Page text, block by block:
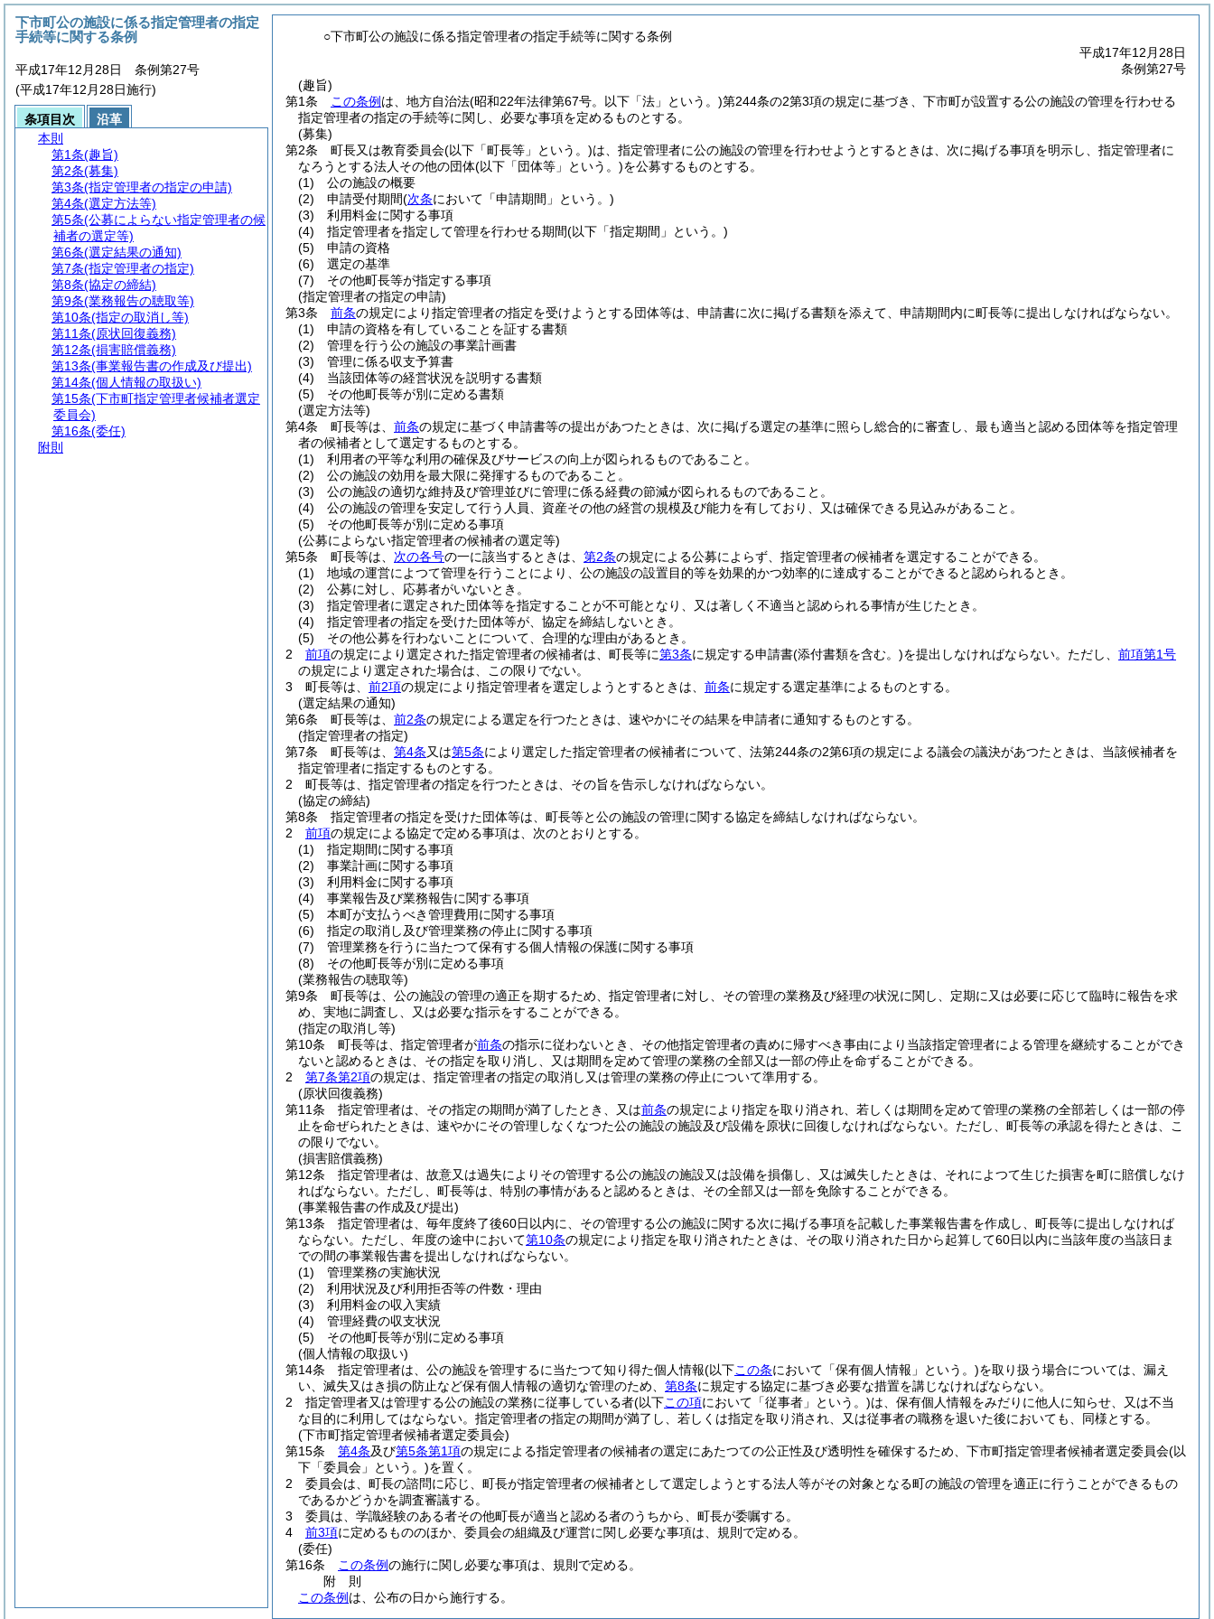
○下市町公の施設に係る指定管理者の指定手続等に関する条例
平成17年12月28日
条例第27号
(趣旨)
第1条
この条例 は、地方自治法(昭和22年法律第67号。以下「法」という。)第244条の2第3項の規定に基づき、下市町が設置する公の施設の管理を行わせる
指定管理者の指定の手続等に関し、必要な事項を定めるものとする。
(募集)
第2条
町長又は教育委員会(以下「町長等」という。)は、指定管理者に公の施設の管理を行わせようとするときは、次に掲げる事項を明示し、指定管理者に
なろうとする法人その他の団体(以下「団体等」という。)を公募するものとする。
(1)
公の施設の概要
(2)
申請受付期間(次条において「申請期間」という。)
(3)
利用料金に関する事項
(4)
指定管理者を指定して管理を行わせる期間(以下「指定期間」という。)
(5)
申請の資格
(6)
選定の基準
(7)
その他町長等が指定する事項
(指定管理者の指定の申請)
第3条
前条の規定により指定管理者の指定を受けようとする団体等は、申請書に次に掲げる書類を添えて、申請期間内に町長等に提出しなければならない。
(1)
申請の資格を有していることを証する書類
(2)
管理を行う公の施設の事業計画書
(3)
管理に係る収支予算書
(4)
当該団体等の経営状況を説明する書類
(5)
その他町長等が別に定める書類
(選定方法等)
第4条
町長等は、 前条の規定に基づく申請書等の提出があつたときは、次に掲げる選定の基準に照らし総合的に審査し、最も適当と認める団体等を指定管理
者の候補者として選定するものとする。
(1)
利用者の平等な利用の確保及びサービスの向上が図られるものであること。
(2)
公の施設の効用を最大限に発揮するものであること。
(3)
公の施設の適切な維持及び管理並びに管理に係る経費の節減が図られるものであること。
(4)
公の施設の管理を安定して行う人員、資産その他の経営の規模及び能力を有しており、又は確保できる見込みがあること。
(5)
その他町長等が別に定める事項
(公募によらない指定管理者の候補者の選定等)
第5条
町長等は、 次の各号の一に該当するときは、 第2条の規定による公募によらず、指定管理者の候補者を選定することができる。
(1)
地域の運営によつて管理を行うことにより、公の施設の設置目的等を効果的かつ効率的に達成することができると認められるとき。
(2)
公募に対し、応募者がいないとき。
(3)
指定管理者に選定された団体等を指定することが不可能となり、又は著しく不適当と認められる事情が生じたとき。
(4)
指定管理者の指定を受けた団体等が、協定を締結しないとき。
(5)
その他公募を行わないことについて、合理的な理由があるとき。
2
前項の規定により選定された指定管理者の候補者は、町長等に第3条に規定する申請書(添付書類を含む。)を提出しなければならない。 ただし、 前項第1号
の規定により選定された場合は、この限りでない。
3
町長等は、 前2項の規定により指定管理者を選定しようとするときは、 前条に規定する選定基準によるものとする。
(選定結果の通知)
第6条
町長等は、 前2条の規定による選定を行つたときは、速やかにその結果を申請者に通知するものとする。
(指定管理者の指定)
第7条
町長等は、 第4条又は第5条により選定した指定管理者の候補者について、法第244条の2第6項の規定による議会の議決があつたときは、当該候補者を
指定管理者に指定するものとする。
2
町長等は、指定管理者の指定を行つたときは、その旨を告示しなければならない。
(協定の締結)
第8条
指定管理者の指定を受けた団体等は、町長等と公の施設の管理に関する協定を締結しなければならない。
2
前項の規定による協定で定める事項は、次のとおりとする。
(1)
指定期間に関する事項
(2)
事業計画に関する事項
(3)
利用料金に関する事項
(4)
事業報告及び業務報告に関する事項
(5)
本町が支払うべき管理費用に関する事項
(6)
指定の取消し及び管理業務の停止に関する事項
(7)
管理業務を行うに当たつて保有する個人情報の保護に関する事項
(8)
その他町長等が別に定める事項
(業務報告の聴取等)
第9条
町長等は、公の施設の管理の適正を期するため、指定管理者に対し、その管理の業務及び経理の状況に関し、定期に又は必要に応じて臨時に報告を求
め、実地に調査し、又は必要な指示をすることができる。
(指定の取消し等)
第10条
町長等は、指定管理者が前条の指示に従わないとき、その他指定管理者の責めに帰すべき事由により当該指定管理者による管理を継続することができ
ないと認めるときは、その指定を取り消し、又は期間を定めて管理の業務の全部又は一部の停止を命ずることができる。
2
第7条第2項の規定は、指定管理者の指定の取消し又は管理の業務の停止について準用する。
(原状回復義務)
第11条
指定管理者は、その指定の期間が満了したとき、又は前条の規定により指定を取り消され、若しくは期間を定めて管理の業務の全部若しくは一部の停
止を命ぜられたときは、速やかにその管理しなくなつた公の施設の施設及び設備を原状に回復しなければならない。 ただし、町長等の承認を得たときは、こ
の限りでない。
(損害賠償義務)
第12条
指定管理者は、故意又は過失によりその管理する公の施設の施設又は設備を損傷し、又は滅失したときは、それによつて生じた損害を町に賠償しなけ
ればならない。 ただし、町長等は、特別の事情があると認めるときは、その全部又は一部を免除することができる。
(事業報告書の作成及び提出)
第13条
指定管理者は、毎年度終了後60日以内に、その管理する公の施設に関する次に掲げる事項を記載した事業報告書を作成し、町長等に提出しなければ
ならない。 ただし、年度の途中において第10条の規定により指定を取り消されたときは、その取り消された日から起算して60日以内に当該年度の当該日ま
での間の事業報告書を提出しなければならない。
(1)
管理業務の実施状況
(2)
利用状況及び利用拒否等の件数・理由
(3)
利用料金の収入実績
(4)
管理経費の収支状況
(5)
その他町長等が別に定める事項
(個人情報の取扱い)
第14条
指定管理者は、公の施設を管理するに当たつて知り得た個人情報(以下この条において「保有個人情報」という。)を取り扱う場合については、漏え
い、滅失又はき損の防止など保有個人情報の適切な管理のため、 第8条に規定する協定に基づき必要な措置を講じなければならない。
2
指定管理者又は管理する公の施設の業務に従事している者(以下この項において「従事者」という。)は、保有個人情報をみだりに他人に知らせ、又は不当
な目的に利用してはならない。 指定管理者の指定の期間が満了し、若しくは指定を取り消され、又は従事者の職務を退いた後においても、同様とする。
(下市町指定管理者候補者選定委員会)
第15条
第4条及び第5条第1項の規定による指定管理者の候補者の選定にあたつての公正性及び透明性を確保するため、下市町指定管理者候補者選定委員会(以
下「委員会」という。)を置く。
2
委員会は、町長の諮問に応じ、町長が指定管理者の候補者として選定しようとする法人等がその対象となる町の施設の管理を適正に行うことができるもの
であるかどうかを調査審議する。
3
委員は、学識経験のある者その他町長が適当と認める者のうちから、町長が委嘱する。
4
前3項に定めるもののほか、委員会の組織及び運営に関し必要な事項は、規則で定める。
(委任)
第16条
この条例の施行に関し必要な事項は、規則で定める。
附 則
この条例 は、公布の日から施行する。
下市町公の施設に係る指定管理者の指定
手続等に関する条例
平成17年12月28日 条例第27号
(平成17年12月28日施行)
条項目次
沿革
本則
第1条(趣旨)
第2条(募集)
第3条(指定管理者の指定の申請)
第4条(選定方法等)
第5条(公募によらない指定管理者の候
補者の選定等)
第6条(選定結果の通知)
第7条(指定管理者の指定)
第8条(協定の締結)
第9条(業務報告の聴取等)
第10条(指定の取消し等)
第11条(原状回復義務)
第12条(損害賠償義務)
第13条(事業報告書の作成及び提出)
第14条(個人情報の取扱い)
第15条(下市町指定管理者候補者選定
委員会)
第16条(委任)
附則